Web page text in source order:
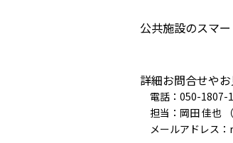
公共施設のスマ
詳細お問合せや
電話：050-1807-
担当：岡田 佳也 （
メールアドレス
RemoteLOCKを導入
お客さまの声